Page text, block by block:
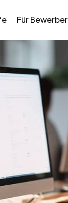
Für Bewerber